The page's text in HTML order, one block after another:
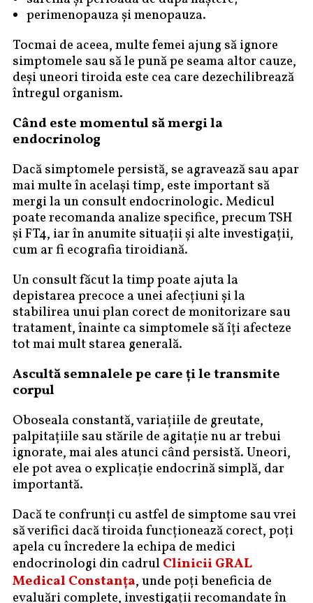
perimenopauza și menopauza.
Tocmai de aceea, multe femei ajung să ignore
simptomele sau să le pună pe seama altor cauze,
deși uneori tiroida este cea care dezechilibrează
întregul organism.
Când este momentul să mergi la
endocrinolog
Dacă simptomele persistă, se agravează sau apar
mai multe în același timp, este important să
mergi la un consult endocrinologic. Medicul
poate recomanda analize specifice, precum TSH
și FT4, iar în anumite situații și alte investigații,
cum ar fi ecografia tiroidiană.
Un consult făcut la timp poate ajuta la
depistarea precoce a unei afecțiuni și la
stabilirea unui plan corect de monitorizare sau
tratament, înainte ca simptomele să îți afecteze
tot mai mult starea generală.
Ascultă semnalele pe care ți le transmite
corpul
Oboseala constantă, variațiile de greutate,
palpitațiile sau stările de agitație nu ar trebui
ignorate, mai ales atunci când persistă. Uneori,
ele pot avea o explicație endocrină simplă, dar
importantă.
Dacă te confrunți cu astfel de simptome sau vrei
să verifici dacă tiroida funcționează corect, poți
apela cu încredere la echipa de medici
endocrinologi din cadrul Clinicii GRAL
Medical Constanța, unde poți beneficia de
evaluări complete, investigații recomandate în